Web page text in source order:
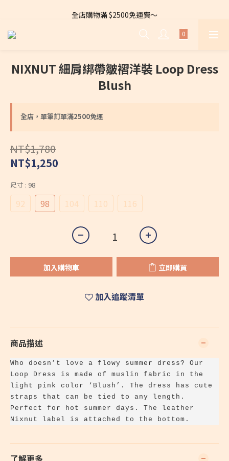
全店購物滿 $2500免運費～
全店購物滿 $2500免運費～
NIXNUT 細肩綁帶皺褶洋裝 Loop Dress
Blush
全店，單筆訂單滿2500免運
NT$1,780
NT$1,250
尺寸 : 98
92 98 104 110 116
加入購物車 立即購買
加入追蹤清單
商品描述
Who doesn’t love a flowy summer dress? Our
Loop Dress is made of muslin fabric in the
light pink color ‘Blush’. The dress has cute
straps that can be tied to any length.
Perfect for hot summer days. The leather
Nixnut label is attached to the bottom.
了解更多